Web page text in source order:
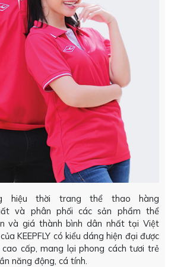
hiệu thời trang thể thao hàng
và phân phối các sản phẩm thể
và giá thành bình dân nhất tại Việt
KEEPFLY có kiểu dáng hiện đại được
cấp, mang lại phong cách tươi trẻ
năng động, cá tính.